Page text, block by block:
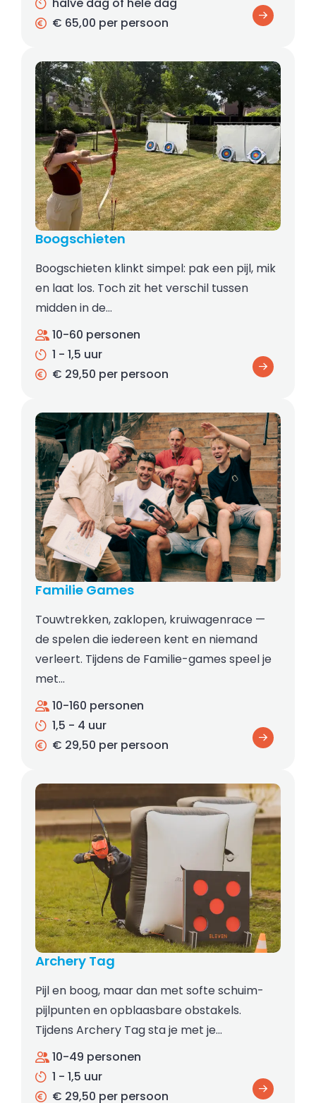
€ 65,00 per persoon
Boogschieten
Boogschieten klinkt simpel: pak een pijl, mik
en laat los. Toch zit het verschil tussen
midden in de…
10-60 personen
1 - 1,5 uur
€ 29,50 per persoon
Familie Games
Touwtrekken, zaklopen, kruiwagenrace —
de spelen die iedereen kent en niemand
verleert. Tijdens de Familie-games speel je
met…
10-160 personen
1,5 - 4 uur
€ 29,50 per persoon
Archery Tag
Pijl en boog, maar dan met softe schuim-
pijlpunten en opblaasbare obstakels.
Tijdens Archery Tag sta je met je…
10-49 personen
1 - 1,5 uur
€ 29,50 per persoon